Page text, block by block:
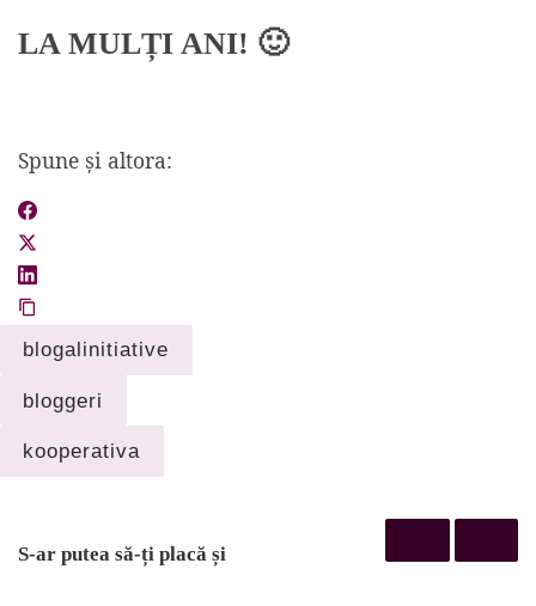
LA MULȚI ANI! 🙂
Spune și altora:
blogalinitiative
bloggeri
kooperativa
S-ar putea să-ți placă și